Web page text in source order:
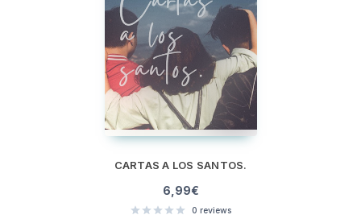
CARTAS A LOS SANTOS.
6,99€
0 reviews